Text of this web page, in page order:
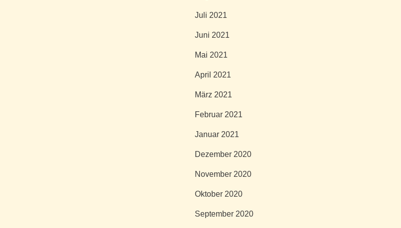
Juli 2021
Juni 2021
Mai 2021
April 2021
März 2021
Februar 2021
Januar 2021
Dezember 2020
November 2020
Oktober 2020
September 2020